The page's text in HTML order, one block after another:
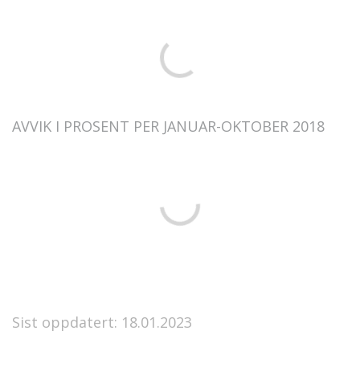
AVVIK I PROSENT PER JANUAR-OKTOBER 2018
Sist oppdatert: 18.01.2023